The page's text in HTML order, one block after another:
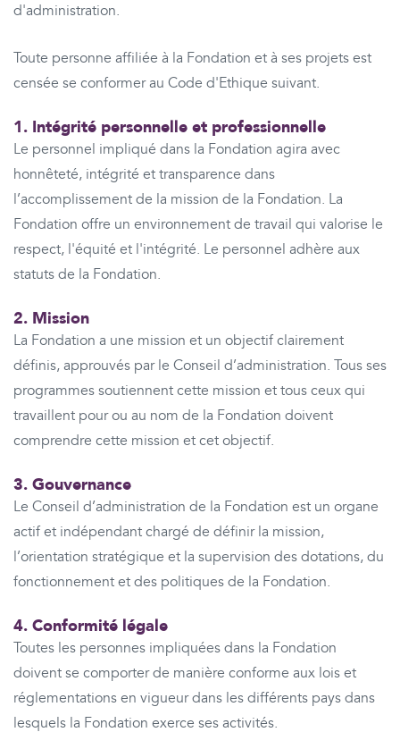
d'administration.
Toute personne affiliée à la Fondation et à ses projets est
censée se conformer au Code d'Ethique suivant.
1. Intégrité personnelle et professionnelle
Le personnel impliqué dans la Fondation agira avec
honnêteté, intégrité et transparence dans
l’accomplissement de la mission de la Fondation. La
Fondation offre un environnement de travail qui valorise le
respect, l'équité et l'intégrité. Le personnel adhère aux
statuts de la Fondation.
2. Mission
La Fondation a une mission et un objectif clairement
définis, approuvés par le Conseil d’administration. Tous ses
programmes soutiennent cette mission et tous ceux qui
travaillent pour ou au nom de la Fondation doivent
comprendre cette mission et cet objectif.
3. Gouvernance
Le Conseil d’administration de la Fondation est un organe
actif et indépendant chargé de définir la mission,
l’orientation stratégique et la supervision des dotations, du
fonctionnement et des politiques de la Fondation.
4. Conformité légale
Toutes les personnes impliquées dans la Fondation
doivent se comporter de manière conforme aux lois et
réglementations en vigueur dans les différents pays dans
lesquels la Fondation exerce ses activités.